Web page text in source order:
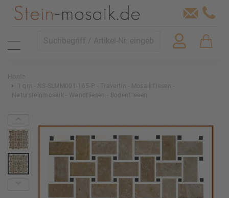
Home
1 qm - NS-SLMM001-165-P - Travertin - Mosaikfliesen -
Natursteinmosaik - Wandfliesen - Bodenfliesen